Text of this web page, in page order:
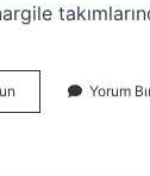
Nargile
Yorum